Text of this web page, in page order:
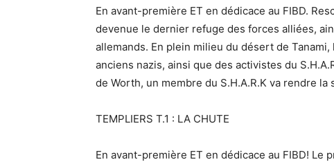
En avant-première ET en dédicace au FIBD.
devenue le dernier refuge des forces alliées,
allemands. En plein milieu du désert de
anciens nazis, ainsi que des activistes du
de Worth, un membre du S.H.A.R.K va rendre
TEMPLIERS T.1 : LA CHUTE
En avant-première ET en dédicace au FIBD!